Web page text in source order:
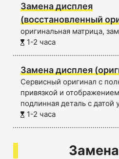
Замена дисплея
(восстановленный
оригинальная матрица,
1-2 часа
Замена дисплея
Сервисный оригинал с
привязкой и
подлинная деталь с датой
1-2 часа